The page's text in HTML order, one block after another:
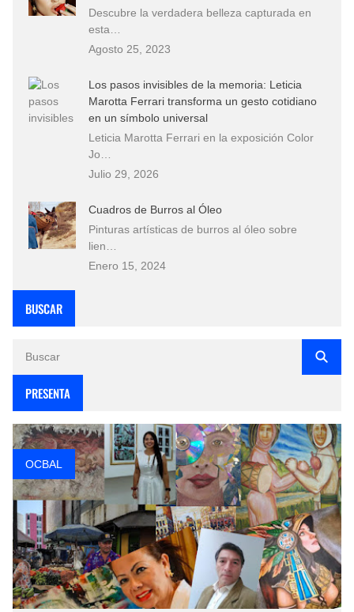
Descubre la verdadera belleza capturada en
esta…
Agosto 25, 2023
Los pasos invisibles de la memoria: Leticia
Marotta Ferrari transforma un gesto cotidiano
en un símbolo universal
Leticia Marotta Ferrari en la exposición Color
Jo…
Julio 29, 2026
Cuadros de Burros al Óleo
Pinturas artísticas de burros al óleo sobre
lien…
Enero 15, 2024
BUSCAR
PRESENTA
OCBAL